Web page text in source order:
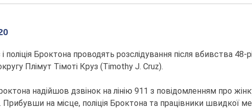
Броктона проводять розслідування після вбивства 48-
Плімут Тімоті Круз (Timothy J. Cruz).
надійшов дзвінок на лінію 911 з повідомленням про
на місце, поліція Броктона та працівники швидкої